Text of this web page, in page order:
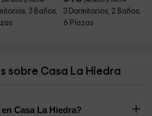
3 Baños,
3 Dormitorios, 2 Baños,
6 Plazas
sobre Casa La Hiedra
Casa La Hiedra?